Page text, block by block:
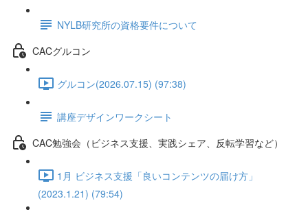
NYLB研究所の資格要件について
CACグルコン
グルコン(2026.07.15) (97:38)
講座デザインワークシート
CAC勉強会（ビジネス支援、実践シェア、反転学習など）
1月 ビジネス支援「良いコンテンツの届け方」
(2023.1.21) (79:54)